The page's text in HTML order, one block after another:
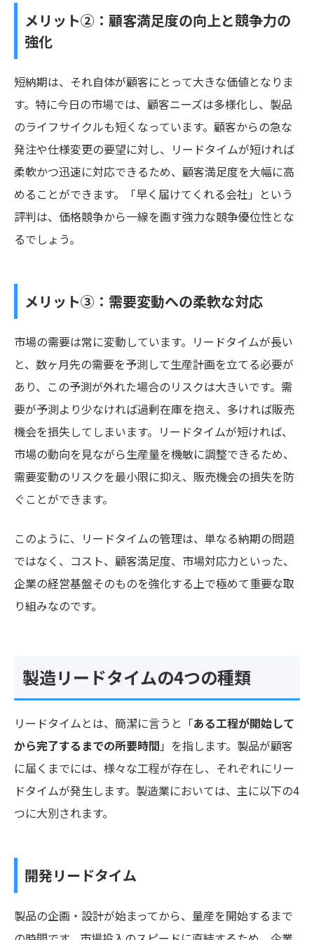
メリット②：顧客満足度の向上と競争力の
強化
短納期は、それ自体が顧客にとって大きな価値となりま
す。特に今日の市場では、顧客ニーズは多様化し、製品
のライフサイクルも短くなっています。顧客からの急な
発注や仕様変更の要望に対し、リードタイムが短ければ
柔軟かつ迅速に対応できるため、顧客満足度を大幅に高
めることができます。「早く届けてくれる会社」という
評判は、価格競争から一線を画す強力な競争優位性とな
るでしょう。
メリット③：需要変動への柔軟な対応
市場の需要は常に変動しています。リードタイムが長い
と、数ヶ月先の需要を予測して生産計画を立てる必要が
あり、この予測が外れた場合のリスクは大きいです。需
要が予測より少なければ過剰在庫を抱え、多ければ販売
機会を損失してしまいます。リードタイムが短ければ、
市場の動向を見ながら生産量を機敏に調整できるため、
需要変動のリスクを最小限に抑え、販売機会の損失を防
ぐことができます。
このように、リードタイムの管理は、単なる納期の問題
ではなく、コスト、顧客満足度、市場対応力といった、
企業の経営基盤そのものを強化する上で極めて重要な取
り組みなのです。
製造リードタイムの4つの種類
リードタイムとは、簡潔に言うと「ある工程が開始して
から完了するまでの所要時間 」を指します。製品が顧客
に届くまでには、様々な工程が存在し、それぞれにリー
ドタイムが発生します。製造業においては、主に以下の4
つに大別されます。
開発リードタイム
製品の企画・設計が始まってから、量産を開始するまで